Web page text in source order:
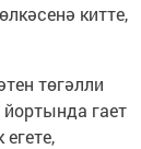
китте,
төгәлли
гает